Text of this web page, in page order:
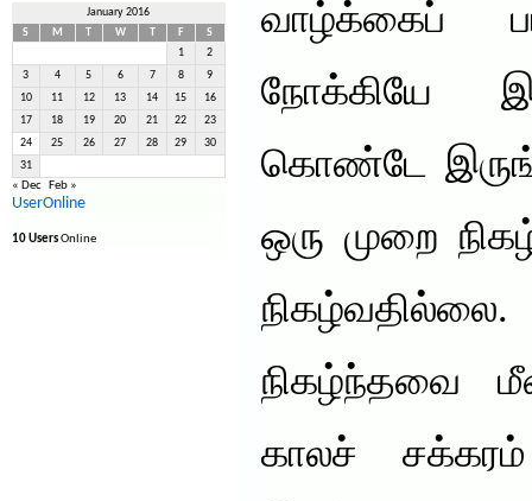
January 2016
S
M W F
S
1
2
3 4 5 6 7 8 9
10 11 12 13 14 15 16
17 18 19 20 21 22 23
24 25 26 27 28 29 30
31
« Dec Feb »
UserOnline
10 UsersOnline
வாழ்க்கைப்
நோக்கியே
கொண்டே
ஒரு முறை
நிகழ்ந்தவை
காலச்